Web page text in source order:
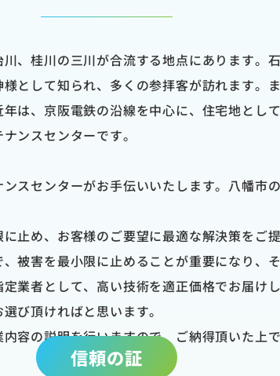
、桂川の三川が合流する地点にあります。
として知られ、多くの参拝客が訪れます。
は、京阪電鉄の沿線を中心に、住宅地とし
ンスセンターです。
スセンターがお手伝いいたします。八幡市
止め、お客様のご要望に最適な解決策をご提
被害を最小限に止めることが重要になり、
業者として、高い技術を適正価格でお届け
び頂ければと思います。
容の説明を行いますので、ご納得頂いた上
信頼の証